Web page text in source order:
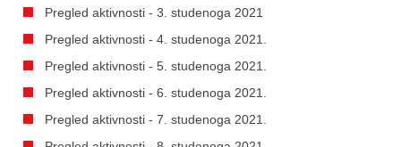
Pregled aktivnosti - 3. studenoga 2021
Pregled aktivnosti - 4. studenoga 2021.
Pregled aktivnosti - 5. studenoga 2021.
Pregled aktivnosti - 6. studenoga 2021.
Pregled aktivnosti - 7. studenoga 2021.